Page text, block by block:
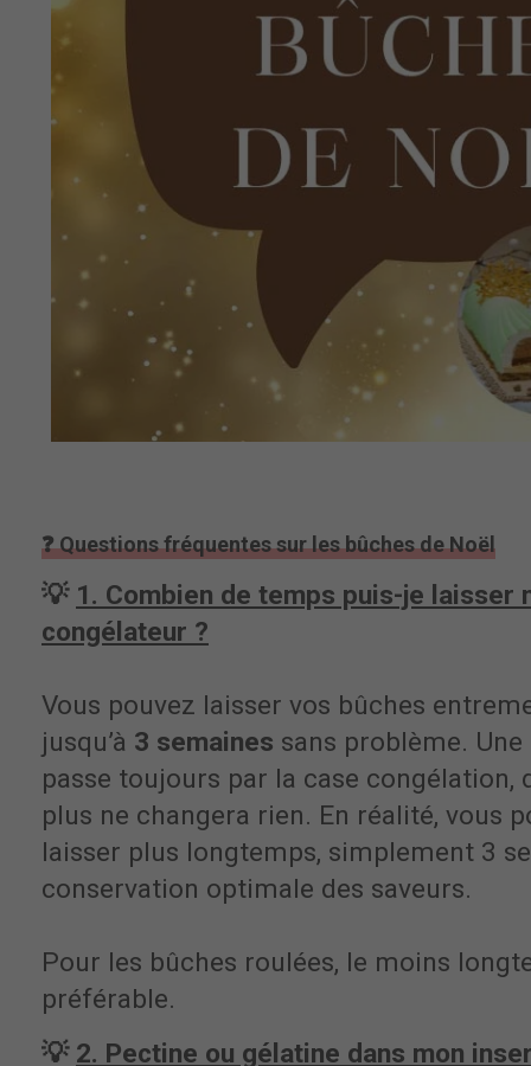
❓ Questions fréquentes sur les bûches de Noël
💡 1. Combien de temps puis-je laisser
congélateur ?
Vous pouvez laisser vos bûches
jusqu’à 3 semaines sans problème.
passe toujours par la case congélation,
plus ne changera rien. En réalité, vous
laisser plus longtemps, simplement 3
conservation optimale des saveurs.
Pour les bûches roulées, le moins
préférable.
💡 2. Pectine ou gélatine dans mon